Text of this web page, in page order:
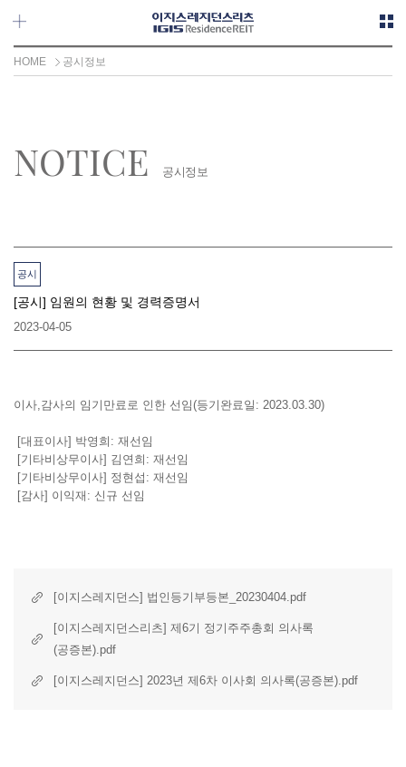
메뉴 바로가기 본문 바로가기
HOME 공시정보
NOTICE 공시정보
공시
[공시] 임원의 현황 및 경력증명서
2023-04-05
이사,감사의 임기만료로 인한 선임(등기완료일: 2023.03.30)
[대표이사] 박영희: 재선임
[기타비상무이사] 김연희: 재선임
[기타비상무이사] 정현섭: 재선임
[감사] 이익재: 신규 선임
[이지스레지던스] 법인등기부등본_20230404.pdf
[이지스레지던스리츠] 제6기 정기주주총회 의사록
(공증본).pdf
[이지스레지던스] 2023년 제6차 이사회 의사록(공증본).pdf